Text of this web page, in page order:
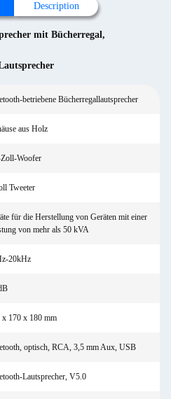
Description
mit Bücherregal,
betriebene Bücherregallautsprecher
aus Holz
Woofer
Tweeter
für die Herstellung von Geräten mit einer
von mehr als 50 kVA
20kHz
x 170 x 180 mm
optisch, RCA, 3,5 mm Aux, USB
Lautsprecher, V5.0